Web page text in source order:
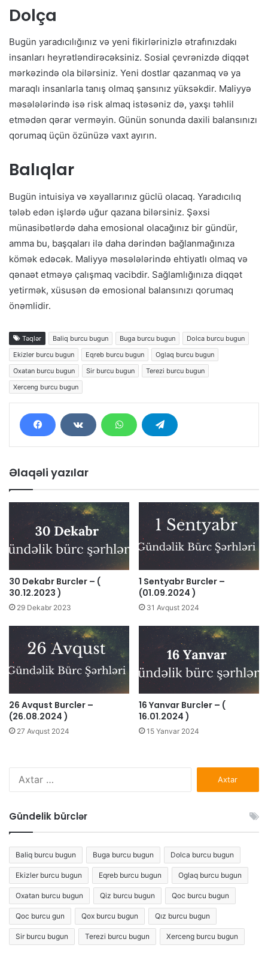
Dolça
Bugün yaradıcılığınız və yeni fikirlərinizlə ətrafınızdakı
insanları heyrətləndirəcəksiniz. Sosial çevrənizdə diqqət
mərkəzində ola bilərsiniz. Yeni dostlar qazanmaq və ya
maraqlı insanlarla tanış olmaq şansınız yüksəkdir. Maliyyə
məsələlərində isə risk almaq istəsəniz də, yaxşı təhlil
etmədən qərar verməyin. Günün sonunda daxili balansınızı
qorumaq üçün özünüzə vaxt ayırın.
Balıqlar
Bugün intuisiya və xəyallarınız güclü olacaq. Yaradıcılıq
tələb edən işlərdə uğur qazana bilərsiniz. Şəxsi
münasibətlərdə daha emosional olacağınız bir gündür,
amma bu, başqaları ilə daha dərindən bağlanmağınıza
kömək edəcək. Maliyyə məsələlərində ehtiyatlı olmaq və
qənaət etməyə çalışmaq vacibdir. Sağlamlığınıza diqqət
yetirmək, xüsusən də emosional balansınızı qorumaq
önəmlidir.
Təqlər Baliq burcu bugun Buga burcu bugun
Dolca burcu bugun
Ekizler burcu bugun
Eqreb burcu bugun
Oglaq burcu bugun
Oxatan burcu bugun
Sir burcu bugun
Terezi burcu bugun
Xerceng burcu bugun
Əlaqəli yazılar
30 Dekabr Burcler – (
30.12.2023 )
29 Dekabr 2023
1 Sentyabr Burcler –
(01.09.2024 )
31 Avqust 2024
26 Avqust Burcler –
(26.08.2024 )
27 Avqust 2024
16 Yanvar Burcler – (
16.01.2024 )
15 Yanvar 2024
Gündelik bürclər
Baliq burcu bugun Buga burcu bugun Dolca burcu bugun
Ekizler burcu bugun Eqreb burcu bugun Oglaq burcu bugun
Oxatan burcu bugun Qiz burcu bugun Qoc burcu bugun
Qoc burcu gun Qox burcu bugun Qız burcu bugun
Sir burcu bugun Terezi burcu bugun Xerceng burcu bugun